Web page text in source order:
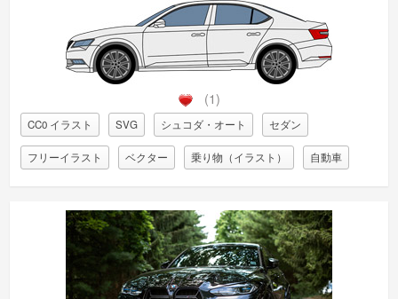
(1)
CC0 イラスト SVG シュコダ・オート セダン
フリーイラスト ベクター 乗り物（イラスト） 自動車